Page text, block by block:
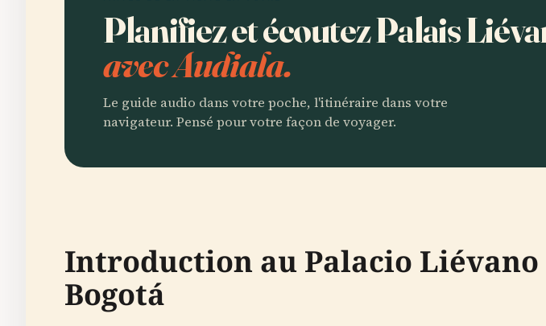
Planifiez et écoutez Palais
avec Audiala.
Le guide audio dans votre poche, l'itinéraire dans votre
navigateur. Pensé pour votre façon de voyager.
Introduction au Palacio
Bogotá